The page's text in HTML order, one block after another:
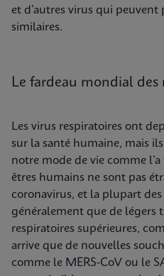
et d’autres virus qui
similaires.
Le fardeau mondial des
Les virus respiratoires ont
sur la santé humaine, mais
notre mode de vie comme l’a
êtres humains ne sont pas
coronavirus, et la plupart
généralement que de légers
respiratoires supérieures,
arrive que de nouvelles
comme le MERS-CoV ou le